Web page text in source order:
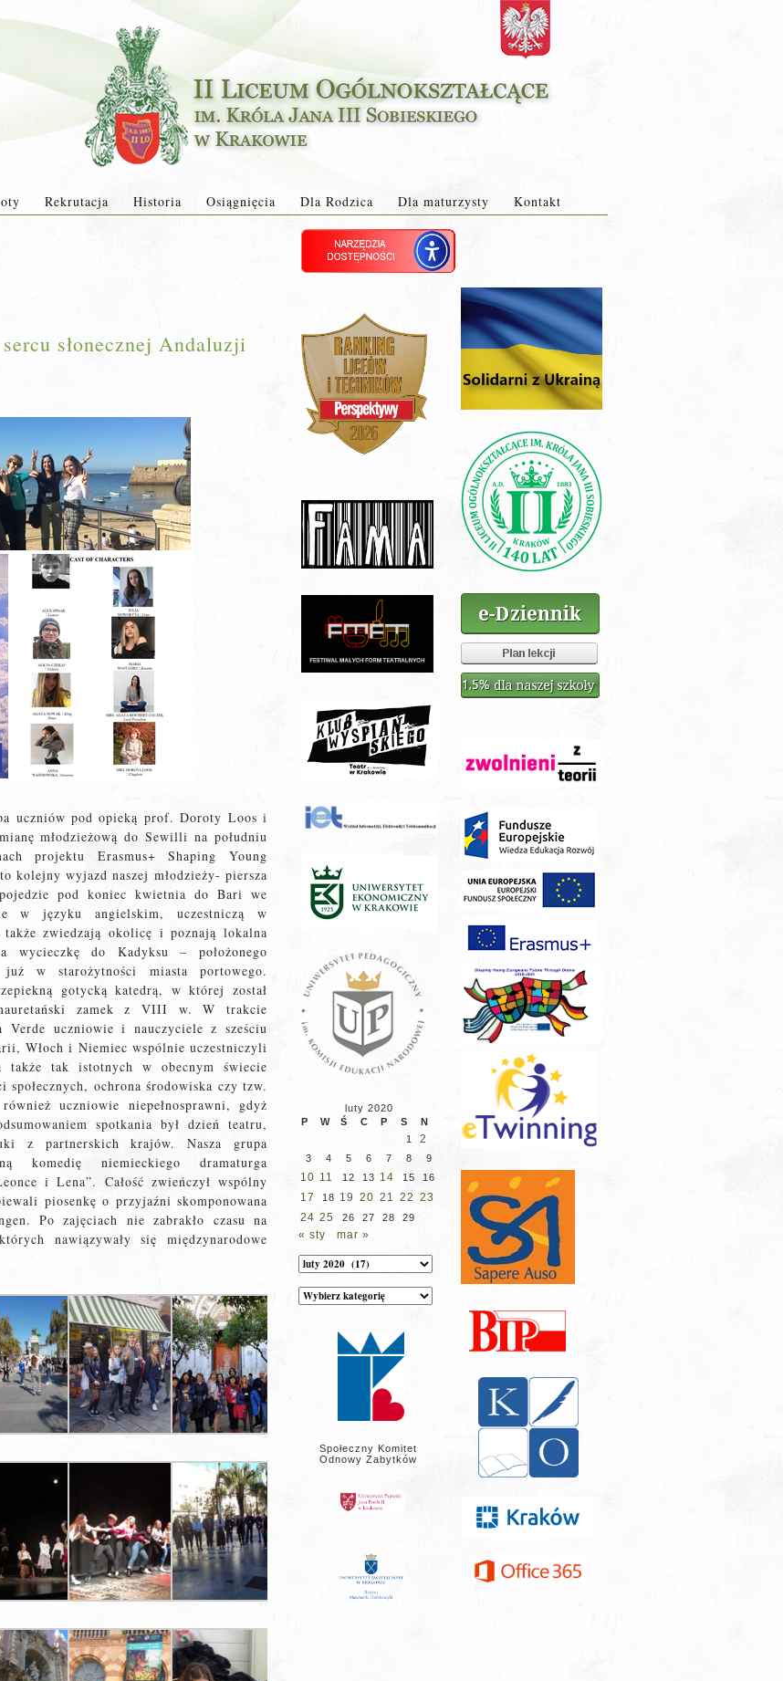
Rekrutacja Historia Osiągnięcia Dla Rodzica Dla maturzysty Kontakt
słonecznej Andaluzji
uczniów pod opieką prof. Doroty Loos i
młodzieżową do Sewilli na południu
projektu Erasmus+ Shaping Young
kolejny wyjazd naszej młodzieży- piersza
pod koniec kwietnia do Bari we
w języku angielskim, uczestniczą w
zwiedzają okolicę i poznają lokalna
do Kadyksu – położonego
już w starożytności miasta portowego.
gotycką katedrą, w której został
zamek z VIII w. W trakcie
Verde uczniowie i nauczyciele z sześciu
Włoch i Niemiec wspólnie uczestniczyli
tak istotnych w obecnym świecie
ochrona środowiska czy tzw.
uczniowie niepełnosprawni, gdyż
spotkania był dzień teatru,
z partnerskich krajów. Nasza grupa
komedię niemieckiego dramaturga
i Lena”. Całość zwieńczył wspólny
piosenkę o przyjaźni skomponowana
Po zajęciach nie zabrakło czasu na
nawiązywały się międzynarodowe
luty 2020
P
W Ś C P S
N
1
2
3 4 5 6 7 8 9
10 11 12 13 14 15 16
17 18 19 20 21 22 23
24 25 26 27 28 29
« sty mar »
Archiwum
Kategorie
wpisów
Społeczny Komitet
Odnowy Zabytków